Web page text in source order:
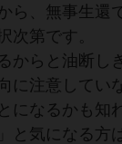
ら、無事生還
次第です。
からと油断し
に注意してい
になるかも知
と気になる方